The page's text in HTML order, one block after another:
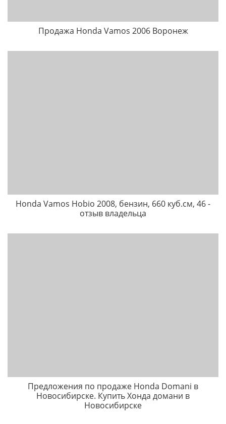
Продажа Honda Vamos 2006 Воронеж
Honda Vamos Hobio 2008, бензин, 660 куб.см, 46 -
отзыв владельца
Предложения по продаже Honda Domani в
Новосибирске. Купить Хонда домани в
Новосибирске